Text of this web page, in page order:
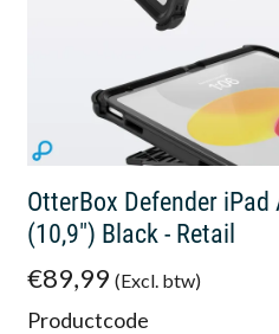
OtterBox Defender
(10,9") Black - Retail
€89,99 (Excl. btw)
Productcode